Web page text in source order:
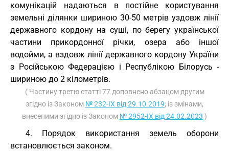
комунікацій надаються в постійне користування
земельні ділянки шириною 30-50 метрів уздовж лінії
державного кордону на суші, по берегу української
частини прикордонної річки, озера або іншої
водойми, а вздовж лінії державного кордону України
з Російською Федерацією і Республікою Білорусь -
шириною до 2 кілометрів.
( Частину третю статті 77 доповнено абзацом другим
згідно із Законом № 232-IX від 29.10.2019; із змінами,
внесеними згідно із Законом № 2952-IX від 24.02.2023 )
4. Порядок використання земель оборони
встановлюється законом.